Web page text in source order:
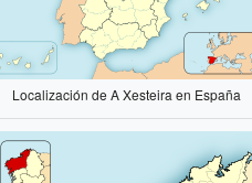
Localización de A Xesteira en España